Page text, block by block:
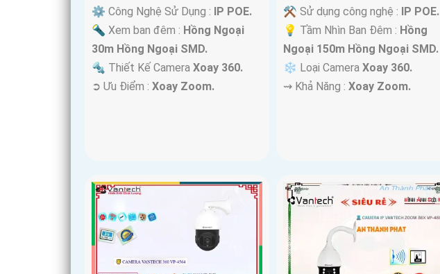
⚙ Công Nghệ Sử Dụng : IP POE.
🔦 Xem ban đêm : Hồng Ngoại
30m Hồng Ngoại SMD.
🔩 Thiết Kế Camera Xoay 360.
️➲ Ưu Điểm : Xoay Zoom.
⚒ Sử dụng công nghệ : IP POE.
💡 Tầm Nhìn Ban Đêm : Hồng
Ngoại 150m Hồng Ngoại SMD.
❄ Loại CameraXoay 360.
️⇝ Khả Năng :Xoay Zoom.